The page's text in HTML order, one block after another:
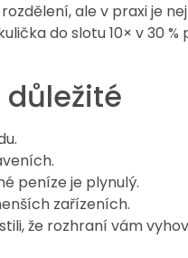
ale v praxi je
do slotu 10× v 30
důležité
peníze je plynulý.
zařízeních.
že rozhraní vám